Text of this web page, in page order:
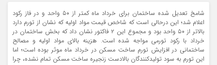
شامخ تعدیل شده ساختمان برای خرداد ماه کمتر از ۵۰ واحد و در فاز رکود
اعلام شد؛ این درحالی است که شاخص قیمت مواد اولیه که نشان از تورم دارد
بالاتر از ۵۰ واحد بود و مجموع این ۲ فاکتور نشان داد که بخش ساختمان در
خرداد با رکود تورمی مواجه شده است. هزینه بالای مواد اولیه و مصالح
ساختمانی در افزایش تورم ساخت مسکن در خرداد ماه موثر بوده است؛ اما
این تورم به سود تولیدکنندگان بالادست زنجیره ساخت مسکن تمام نشده، چرا